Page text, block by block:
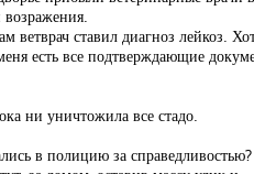
возражения.
ставил диагноз лейкоз.
есть все подтверждающие
ни уничтожила все стадо.
в полицию за